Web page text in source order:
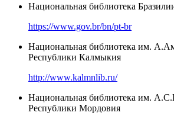
Национальная библиотека
https://www.gov.br/bn/pt-br
Национальная библиотека им.
Республики Калмыкия
http://www.kalmnlib.ru/
Национальная библиотека им.
Республики Мордовия